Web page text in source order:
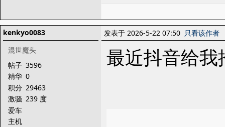
kenkyo0083
混世魔头
帖子 3596
精华 0
积分 29463
激骚 239 度
爱车
主机
发表于 2026-5-22 07:50 只看该作者
最近抖音给我